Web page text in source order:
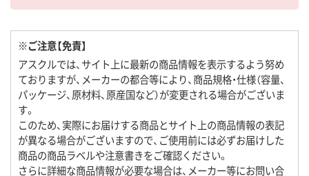
※ご注意【免責】
アスクルでは、サイト上に最新の商品情報を表示するよう努め
ておりますが、メーカーの都合等により、商品規格・仕様（容量、
パッケージ、原材料、原産国など）が変更される場合がございま
す。
このため、実際にお届けする商品とサイト上の商品情報の表記
が異なる場合がございますので、ご使用前には必ずお届けした
商品の商品ラベルや注意書きをご確認ください。
さらに詳細な商品情報が必要な場合は、メーカー等にお問い合